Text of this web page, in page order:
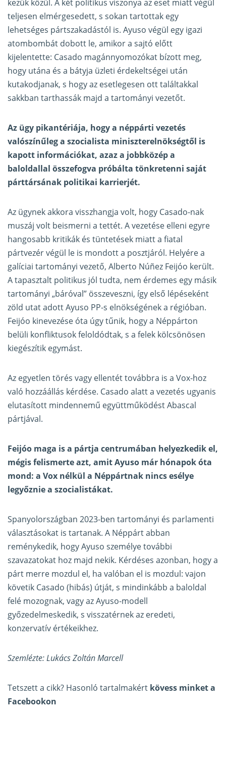
kezük közül. A két politikus viszonya az eset miatt végül
teljesen elmérgesedett, s sokan tartottak egy
lehetséges pártszakadástól is. Ayuso végül egy igazi
atombombát dobott le, amikor a sajtó előtt
kijelentette: Casado magánnyomozókat bízott meg,
hogy utána és a bátyja üzleti érdekeltségei után
kutakodjanak, s hogy az esetlegesen ott találtakkal
sakkban tarthassák majd a tartományi vezetőt.
Az ügy pikantériája, hogy a néppárti vezetés
valószínűleg a szocialista miniszterelnökségtől is
kapott információkat, azaz a jobbközép a
baloldallal összefogva próbálta tönkretenni saját
párttársának politikai karrierjét.
Az ügynek akkora visszhangja volt, hogy Casado-nak
muszáj volt beismerni a tettét. A vezetése elleni egyre
hangosabb kritikák és tüntetések miatt a fiatal
pártvezér végül le is mondott a posztjáról. Helyére a
galíciai tartományi vezető, Alberto Núñez Feijóo került.
A tapasztalt politikus jól tudta, nem érdemes egy másik
tartományi „báróval” összeveszni, így első lépéseként
zöld utat adott Ayuso PP-s elnökségének a régióban.
Feijóo kinevezése óta úgy tűnik, hogy a Néppárton
belüli konfliktusok feloldódtak, s a felek kölcsönösen
kiegészítik egymást.
Az egyetlen törés vagy ellentét továbbra is a Vox-hoz
való hozzáállás kérdése. Casado alatt a vezetés ugyanis
elutasított mindennemű együttműködést Abascal
pártjával.
Feijóo maga is a pártja centrumában helyezkedik el,
mégis felismerte azt, amit Ayuso már hónapok óta
mond: a Vox nélkül a Néppártnak nincs esélye
legyőznie a szocialistákat.
Spanyolországban 2023-ben tartományi és parlamenti
választásokat is tartanak. A Néppárt abban
reménykedik, hogy Ayuso személye további
szavazatokat hoz majd nekik. Kérdéses azonban, hogy a
párt merre mozdul el, ha valóban el is mozdul: vajon
követik Casado (hibás) útját, s mindinkább a baloldal
felé mozognak, vagy az Ayuso-modell
győzedelmeskedik, s visszatérnek az eredeti,
konzervatív értékeikhez.
Szemlézte: Lukács Zoltán Marcell
Tetszett a cikk? Hasonló tartalmakért kövess minket a
Facebookon